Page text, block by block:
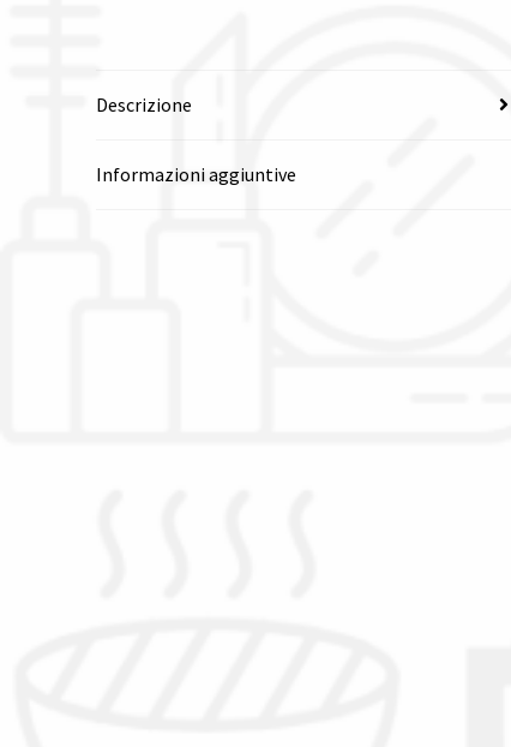
Descrizione
Informazioni aggiuntive